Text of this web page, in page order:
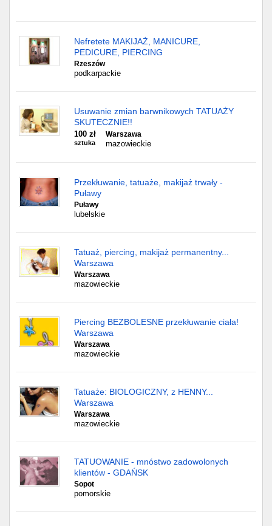
Nefretete MAKIJAŻ, MANICURE,
PEDICURE, PIERCING
Rzeszów
podkarpackie
Usuwanie zmian barwnikowych TATUAŻY
SKUTECZNIE!!
100 zł
sztuka
Warszawa
mazowieckie
Przekłuwanie, tatuaże, makijaż trwały -
Puławy
Puławy
lubelskie
Tatuaż, piercing, makijaż permanentny...
Warszawa
Warszawa
mazowieckie
Piercing BEZBOLESNE przekłuwanie ciała!
Warszawa
Warszawa
mazowieckie
Tatuaże: BIOLOGICZNY, z HENNY...
Warszawa
Warszawa
mazowieckie
TATUOWANIE - mnóstwo zadowolonych
klientów - GDAŃSK
Sopot
pomorskie